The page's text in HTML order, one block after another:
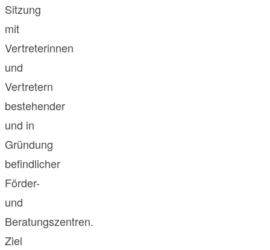
Sitzung
mit
Vertreterinnen
und
Vertretern
bestehender
und in
Gründung
befindlicher
Förder-
und
Beratungszentren.
Ziel